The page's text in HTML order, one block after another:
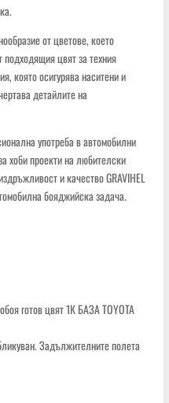
от цветове, което
подходящия цвят за техния
която осигурява наситени и
детайлите на
употреба в автомобилни
хоби проекти на любителски
и качество GRAVIHEL
бояджийска задача.
готов цвят 1К БАЗА TOYOTA
Задължителните полета